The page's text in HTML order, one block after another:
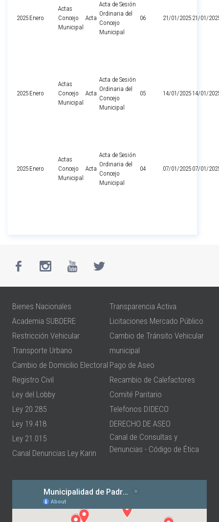
2025 Enero
Actas
Concejo
Municipal
Acta
Acta de Sesión
Ordinaria del
Concejo
Municipal
06 21/01/2025 21/01/
2025 Enero
Actas
Concejo
Municipal
Acta
Acta de Sesión
Ordinaria del
Concejo
Municipal
05 14/01/2025 14/01/
2025 Enero
Actas
Concejo
Municipal
Acta
Acta de Sesión
Ordinaria del
Concejo
Municipal
04 07/01/2025 07/01/
Bienes Nacionales
Academia SUBDERE
Restricción Vehicular
Transporte Urbano
Cambio de Domicilio Electoral
Registro Civil
Ley del Lobby
Ley 20.285
Ley 19.418
Ley 21.015
Canal Denuncias Ley Karin
Transparencia Activa
Licitaciones Mercado Público
Cambio de Tránsito Vehicular
municipal
Pago de Aseo
Recambio de Calefactores
Comité Paritario
Telefonos DIDECO
DERECHO DE ASEO
Canal de Consultas y
Denuncias - Código de Ética